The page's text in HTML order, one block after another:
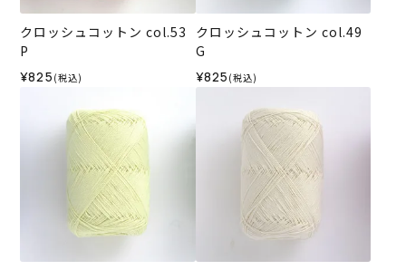
クロッシュコットン col.53
P
¥825 (税込)
クロッシュコットン col.49
G
¥825 (税込)